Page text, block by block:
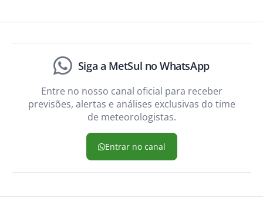
Siga a MetSul no WhatsApp
Entre no nosso canal oficial para receber
previsões, alertas e análises exclusivas do time
de meteorologistas.
Entrar no canal